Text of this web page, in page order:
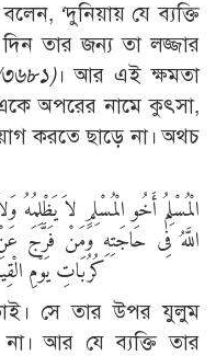
‘দুনিয়ায় যে ব্যক্তি
তার জন্য তা লজ্জার
৩৬৮১)। আর এই ক্ষমতা
অপরের নামে কুৎসা,
করতে ছাড়ে না। অথচ
اللَّهُ فِى حَاجَتِهِ وَمَنْ فَرَّجَ
كُرُبَاتِ يَوْمِ
সে তার উপর যুলুম
আর যে ব্যক্তি তার